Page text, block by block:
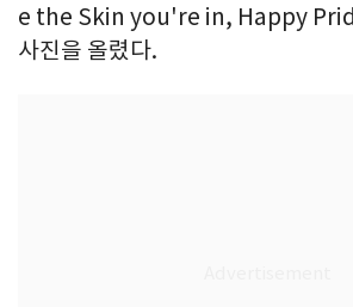
e the Skin you're in, Happy
사진을 올렸다.